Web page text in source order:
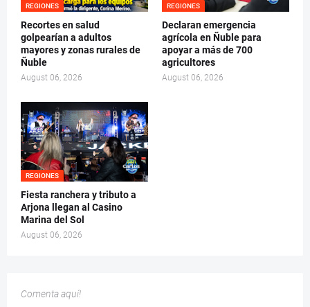
REGIONES
Recortes en salud
golpearían a adultos
mayores y zonas rurales de
Ñuble
August 06, 2026
REGIONES
Declaran emergencia
agrícola en Ñuble para
apoyar a más de 700
agricultores
August 06, 2026
REGIONES
Fiesta ranchera y tributo a
Arjona llegan al Casino
Marina del Sol
August 06, 2026
Comenta aquí!